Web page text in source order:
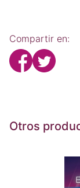
Compartir en:
Otros